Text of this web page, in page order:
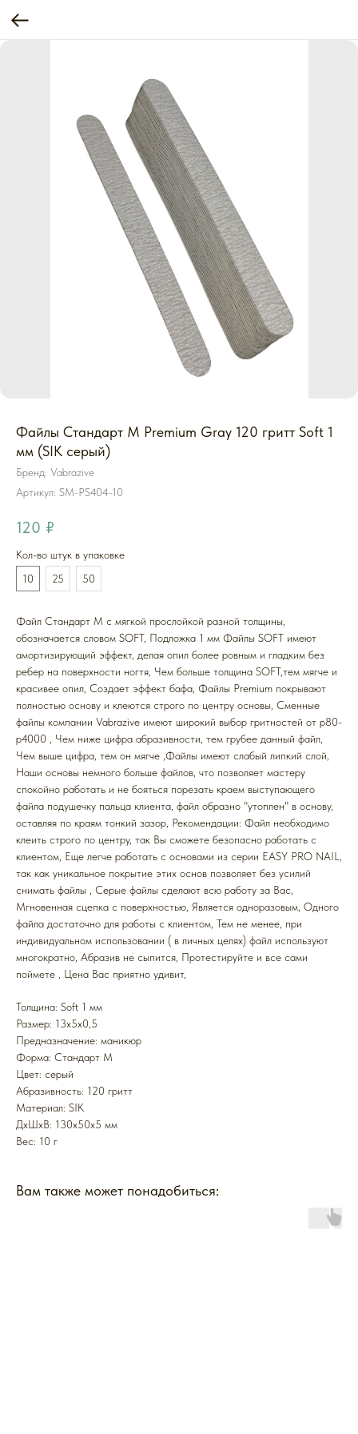
Файлы Стандарт M Premium Gray 120 гритт Soft 1
мм (SIK серый)
Бренд: Vabrazive
Артикул: SM-PS404-10
120 ₽
Кол-во штук в упаковке
10
25 50
Файл Стандарт M с мягкой прослойкой разной толщины,
обозначается словом SOFT, Подложка 1 мм Файлы SOFT имеют
амортизирующий эффект, делая опил более ровным и гладким без
ребер на поверхности ногтя, Чем больше толщина SOFT,тем мягче и
красивее опил, Создает эффект бафа, Файлы Premium покрывают
полностью основу и клеются строго по центру основы, Cменные
файлы компании Vabrazive имеют широкий выбор гритностей от р80-
р4000 , Чем ниже цифра абразивности, тем грубее данный файл,
Чем выше цифра, тем он мягче ,Файлы имеют слабый липкий слой,
Наши основы немного больше файлов, что позволяет мастеру
спокойно работать и не бояться порезать краем выступающего
файла подушечку пальца клиента, файл образно "утоплен" в основу,
оставляя по краям тонкий зазор, Рекомендации: Файл необходимо
клеить строго по центру, так Вы сможете безопасно работать с
клиентом, Еще легче работать с основами из серии EASY PRO NAIL,
так как уникальное покрытие этих основ позволяет без усилий
снимать файлы , Серые файлы сделают всю работу за Вас,
Мгновенная сцепка с поверхностью, Является одноразовым, Одного
файла достаточно для работы с клиентом, Тем не менее, при
индивидуальном использовании ( в личных целях) файл используют
многократно, Абразив не сыпится, Протестируйте и все сами
поймете , Цена Вас приятно удивит,
Толщина: Soft 1 мм
Размер: 13x5x0,5
Предназначение: маникюр
Форма: Стандарт M
Цвет: серый
Абразивность: 120 гритт
Mатериал: SIK
ДxШxВ: 130x50x5 мм
Вес: 10 г
Вам также может понадобиться: